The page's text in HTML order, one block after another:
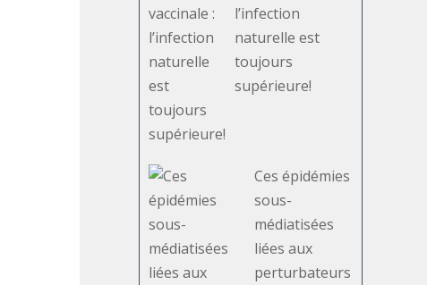
l’infection
naturelle est
toujours
supérieure!
Ces épidémies
sous-
médiatisées
liées aux
perturbateurs